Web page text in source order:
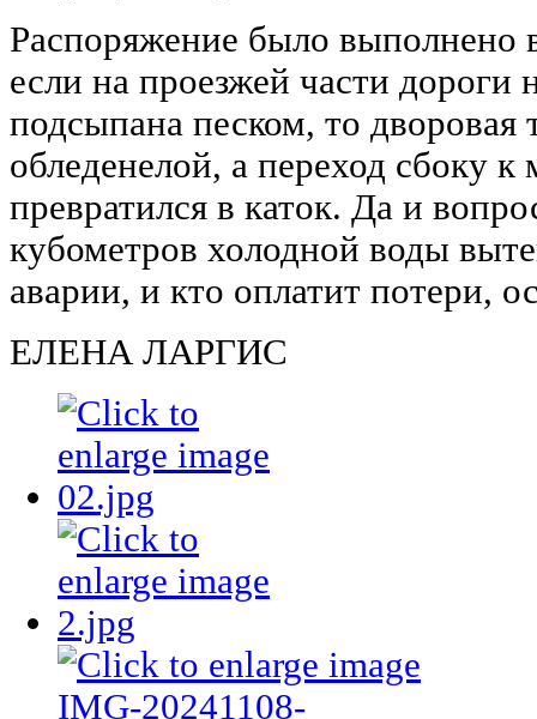
Распоряжение было выполнено
если на проезжей части дороги
подсыпана песком, то дворовая
обледенелой, а переход сбоку к
превратился в каток. Да и
кубометров холодной воды
аварии, и кто оплатит потери,
ЕЛЕНА ЛАРГИС